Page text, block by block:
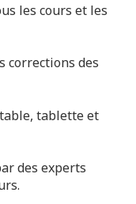
les cours et les
corrections des
tablette et
des experts